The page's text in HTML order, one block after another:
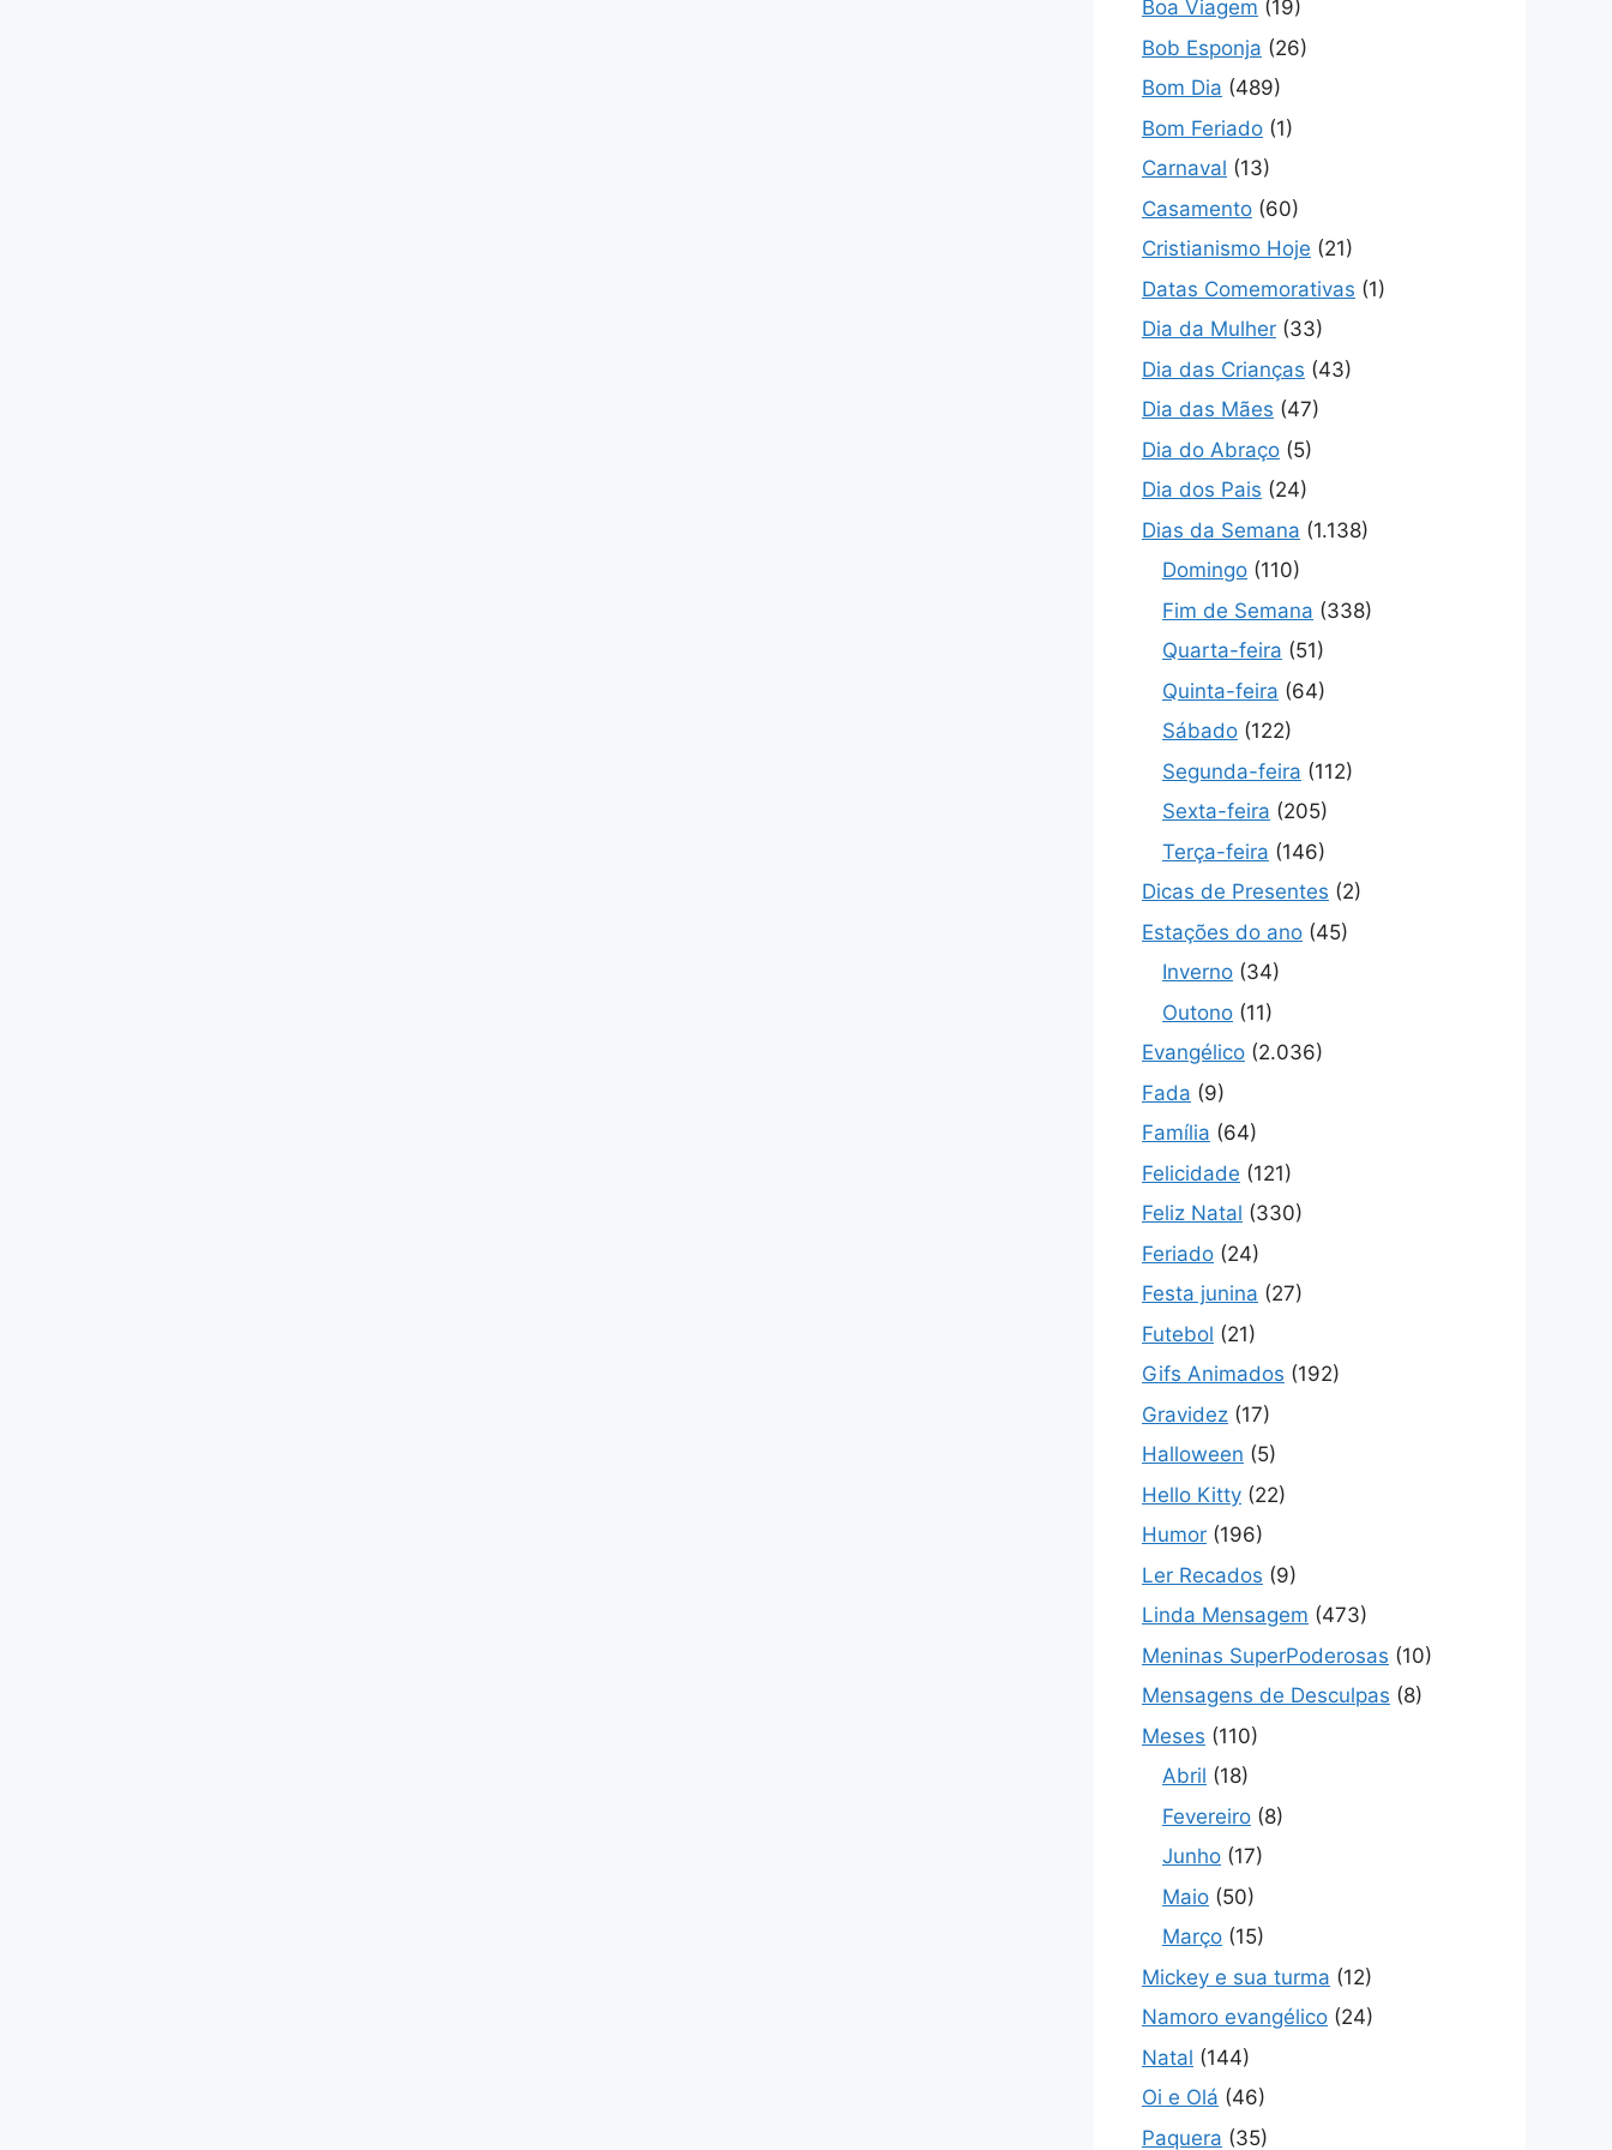
Boa Viagem (19)
Bob Esponja (26)
Bom Dia (489)
Bom Feriado (1)
Carnaval (13)
Casamento (60)
Cristianismo Hoje (21)
Datas Comemorativas (1)
Dia da Mulher (33)
Dia das Crianças (43)
Dia das Mães (47)
Dia do Abraço (5)
Dia dos Pais (24)
Dias da Semana (1.138)
Domingo (110)
Fim de Semana (338)
Quarta-feira (51)
Quinta-feira (64)
Sábado (122)
Segunda-feira (112)
Sexta-feira (205)
Terça-feira (146)
Dicas de Presentes (2)
Estações do ano (45)
Inverno (34)
Outono (11)
Evangélico (2.036)
Fada (9)
Família (64)
Felicidade (121)
Feliz Natal (330)
Feriado (24)
Festa junina (27)
Futebol (21)
Gifs Animados (192)
Gravidez (17)
Halloween (5)
Hello Kitty (22)
Humor (196)
Ler Recados (9)
Linda Mensagem (473)
Meninas SuperPoderosas (10)
Mensagens de Desculpas (8)
Meses (110)
Abril (18)
Fevereiro (8)
Junho (17)
Maio (50)
Março (15)
Mickey e sua turma (12)
Namoro evangélico (24)
Natal (144)
Oi e Olá (46)
Paquera (35)